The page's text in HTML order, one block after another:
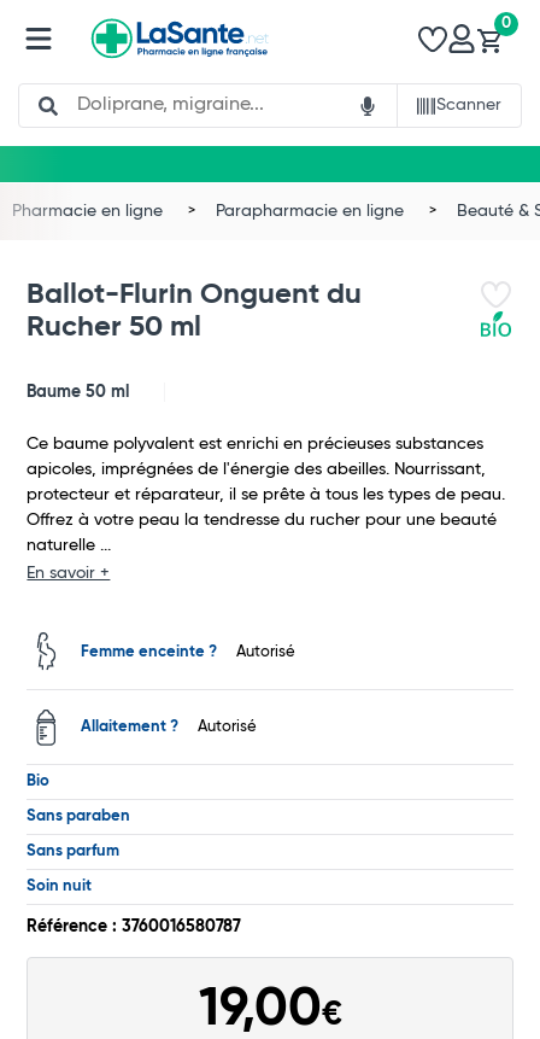
Search
Scanner
0
Commander
Pharmacie en ligne Parapharmacie en ligne Beauté &
Ballot-Flurin Onguent du
Rucher 50 ml
Baume 50 ml
Ce baume polyvalent est enrichi en précieuses substances
apicoles, imprégnées de l'énergie des abeilles. Nourrissant,
protecteur et réparateur, il se prête à tous les types de peau.
Offrez à votre peau la tendresse du rucher pour une beauté
naturelle ...
En savoir +
Femme enceinte ? Autorisé
Allaitement ? Autorisé
Bio
Sans paraben
Sans parfum
Soin nuit
Référence : 3760016580787
19,00€